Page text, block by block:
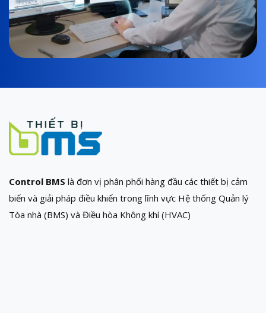
Control BMS là đơn vị phân phối hàng đầu các thiết bị cảm
biến và giải pháp điều khiển trong lĩnh vực Hệ thống Quản lý
Tòa nhà (BMS) và Điều hòa Không khí (HVAC)